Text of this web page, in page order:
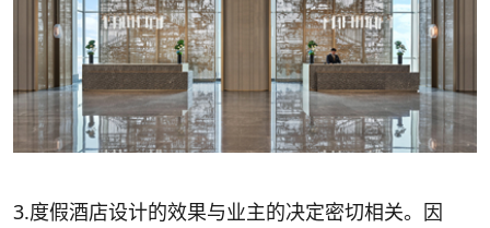
3.度假酒店设计的效果与业主的决定密切相关。因